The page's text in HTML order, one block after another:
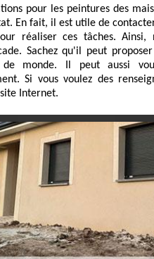
pour les peintures des
En fait, il est utile de
réaliser ces tâches.
Sachez qu'il peut
de monde. Il peut aussi
Si vous voulez des
Internet.